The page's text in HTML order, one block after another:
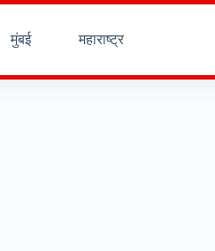
मुंबई महाराष्ट्र